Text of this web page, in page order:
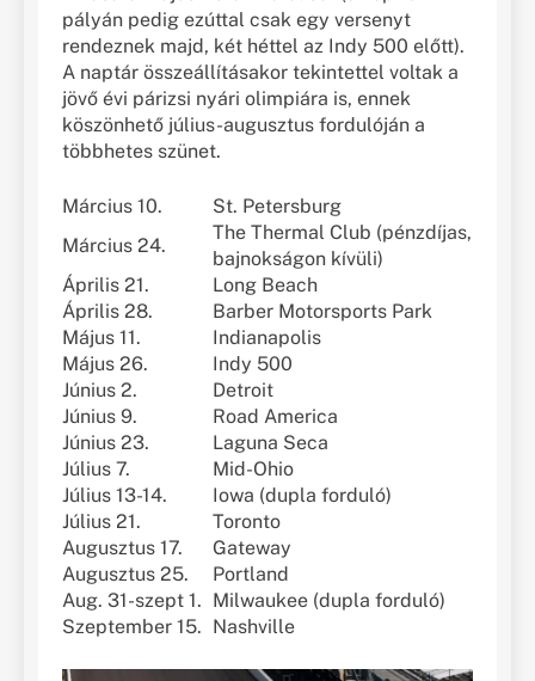
pályán pedig ezúttal csak egy versenyt
rendeznek majd, két héttel az Indy 500 előtt).
A naptár összeállításakor tekintettel voltak a
jövő évi párizsi nyári olimpiára is, ennek
köszönhető július-augusztus fordulóján a
többhetes szünet.
Március 10.
St. Petersburg
Március 24.
The Thermal Club (pénzdíjas,
bajnokságon kívüli)
Április 21.
Long Beach
Április 28.
Barber Motorsports Park
Május 11.
Indianapolis
Május 26.
Indy 500
Június 2.
Detroit
Június 9.
Road America
Június 23.
Laguna Seca
Július 7.
Mid-Ohio
Július 13-14.
Iowa (dupla forduló)
Július 21.
Toronto
Augusztus 17.
Gateway
Augusztus 25.
Portland
Aug. 31-szept 1. Milwaukee (dupla forduló)
Szeptember 15. Nashville